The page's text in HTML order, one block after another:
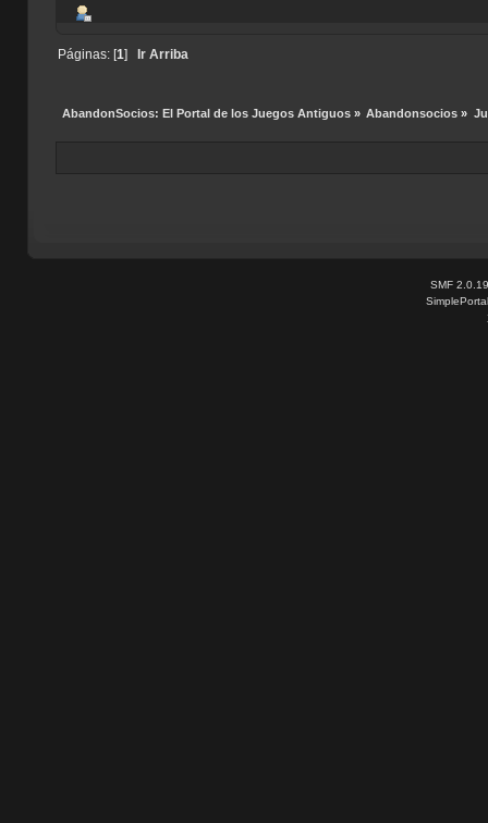
Páginas: [1] Ir Arriba
AbandonSocios: El Portal de los Juegos Antiguos» Abandonsocios »
SMF 2.0.19